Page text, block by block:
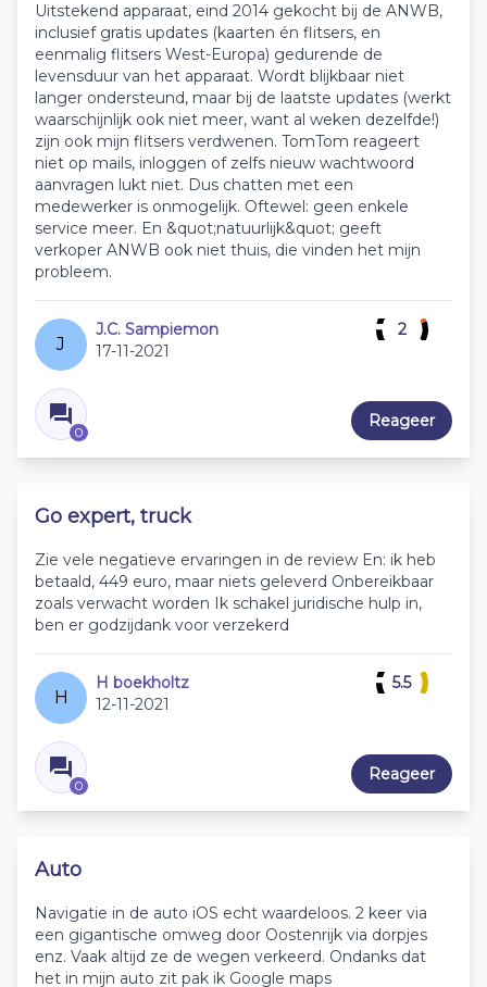
Uitstekend apparaat, eind 2014 gekocht bij de ANWB,
inclusief gratis updates (kaarten én flitsers, en
eenmalig flitsers West-Europa) gedurende de
levensduur van het apparaat. Wordt blijkbaar niet
langer ondersteund, maar bij de laatste updates (werkt
waarschijnlijk ook niet meer, want al weken dezelfde!)
zijn ook mijn flitsers verdwenen. TomTom reageert
niet op mails, inloggen of zelfs nieuw wachtwoord
aanvragen lukt niet. Dus chatten met een
medewerker is onmogelijk. Oftewel: geen enkele
service meer. En &quot;natuurlijk&quot; geeft
verkoper ANWB ook niet thuis, die vinden het mijn
probleem.
J
J.C. Sampiemon
17-11-2021
0
2
Reageer
Go expert, truck
Zie vele negatieve ervaringen in de review En: ik heb
betaald, 449 euro, maar niets geleverd Onbereikbaar
zoals verwacht worden Ik schakel juridische hulp in,
ben er godzijdank voor verzekerd
H
H boekholtz
12-11-2021
0
5.5
Reageer
Auto
Navigatie in de auto iOS echt waardeloos. 2 keer via
een gigantische omweg door Oostenrijk via dorpjes
enz. Vaak altijd ze de wegen verkeerd. Ondanks dat
het in mijn auto zit pak ik Google maps